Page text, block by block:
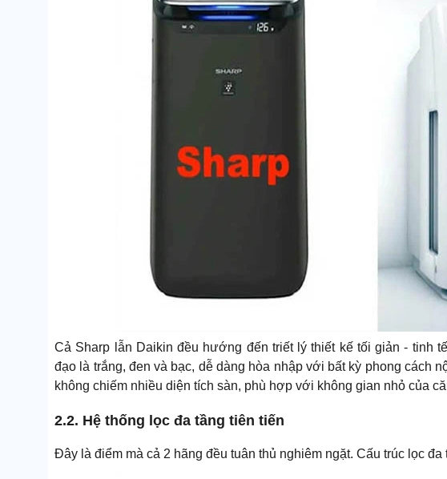
Cả Sharp lẫn Daikin đều hướng đến triết lý thiết kế tối giản - tinh
đạo là trắng, đen và bạc, dễ dàng hòa nhập với bất kỳ phong cách
không chiếm nhiều diện tích sàn, phù hợp với không gian nhỏ của
2.2. Hệ thống lọc đa tầng tiên tiến
Đây là điểm mà cả 2 hãng đều tuân thủ nghiêm ngặt. Cấu trúc lọc